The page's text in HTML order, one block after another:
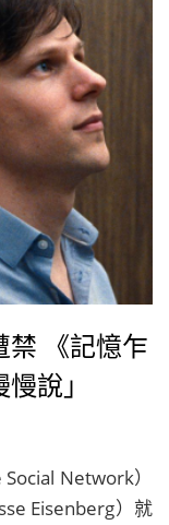
禁 《記憶乍
說」
Network）
Eisenberg）就